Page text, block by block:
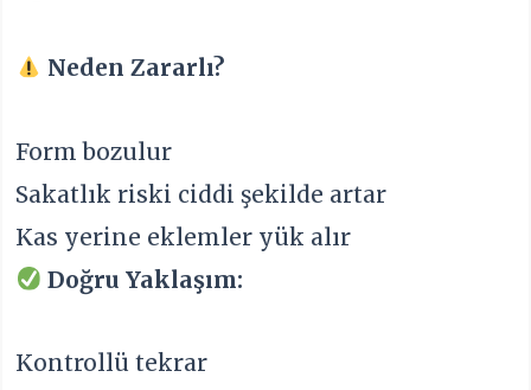
Neden Zararlı?
Form bozulur
Sakatlık riski ciddi şekilde artar
Kas yerine eklemler yük alır
Doğru Yaklaşım:
Kontrollü tekrar